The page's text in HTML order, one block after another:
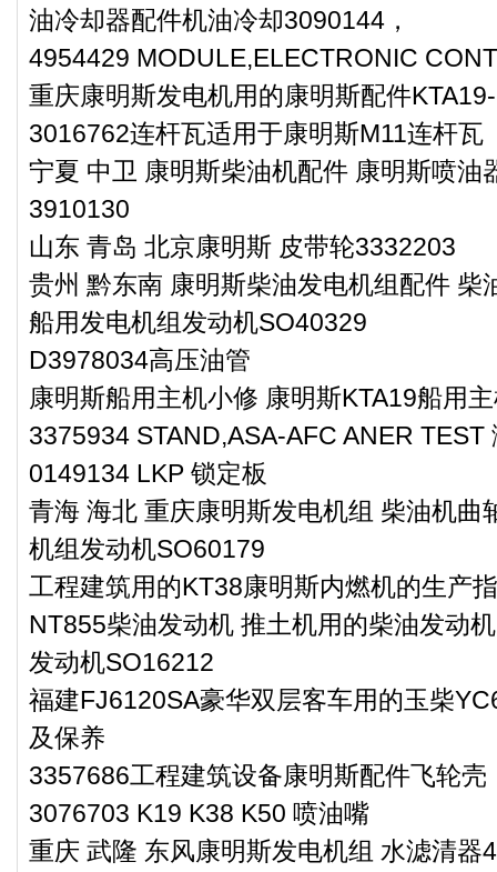
油冷却器配件机油冷却3090144，
4954429 MODULE,ELECTRONIC
重庆康明斯发电机用的康明斯配件
3016762连杆瓦适用于康明斯M11连杆瓦
宁夏 中卫 康明斯柴油机配件 康明斯喷油
3910130
山东 青岛 北京康明斯 皮带轮3332203
贵州 黔东南 康明斯柴油发电机组配件 柴
船用发电机组发动机SO40329
D3978034高压油管
康明斯船用主机小修 康明斯KTA19船用
3375934 STAND,ASA-AFC ANER TEST
0149134 LKP 锁定板
青海 海北 重庆康明斯发电机组 柴油机曲
机组发动机SO60179
工程建筑用的KT38康明斯内燃机的生产
NT855柴油发动机 推土机用的柴油发动
发动机SO16212
福建FJ6120SA豪华双层客车用的玉柴
及保养
3357686工程建筑设备康明斯配件飞轮壳
3076703 K19 K38 K50 喷油嘴
重庆 武隆 东风康明斯发电机组 水滤清器